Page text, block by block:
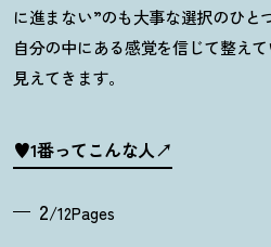
に進まない”のも大事な選択のひと
自分の中にある感覚を信じて整え
見えてきます。
♥1番ってこんな人
2/12Pages